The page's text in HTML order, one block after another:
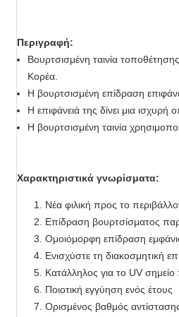
Περιγραφή:
Βουρτσισμένη ταινία
Κορέα.
Η βουρτσισμένη επίδραση
Η επιφάνειά της δίνει μια
Η βουρτσισμένη ταινία
Χαρακτηριστικά γνωρίσματα:
Νέα φιλική προς το
Επίδραση βουρτσίσματος
Ομοιόμορφη επίδραση
Ενισχύστε τη διακοσμητική
Κατάλληλος για το UV
Ποιοτική εγγύηση ενός έτους
Ορισμένος βαθμός